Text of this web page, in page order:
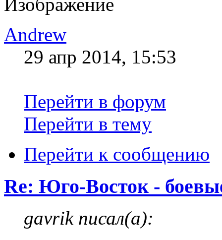
Andrew
29 апр 2014, 15:53
Перейти в форум
Перейти в тему
Перейти к сообщению
Re: Юго-Восток -
gavrik писал(а):